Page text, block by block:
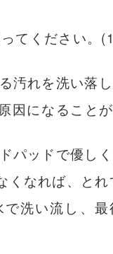
てください。
汚れを洗い落
因になること
パッドで優し
くなれば、と
洗い流し、